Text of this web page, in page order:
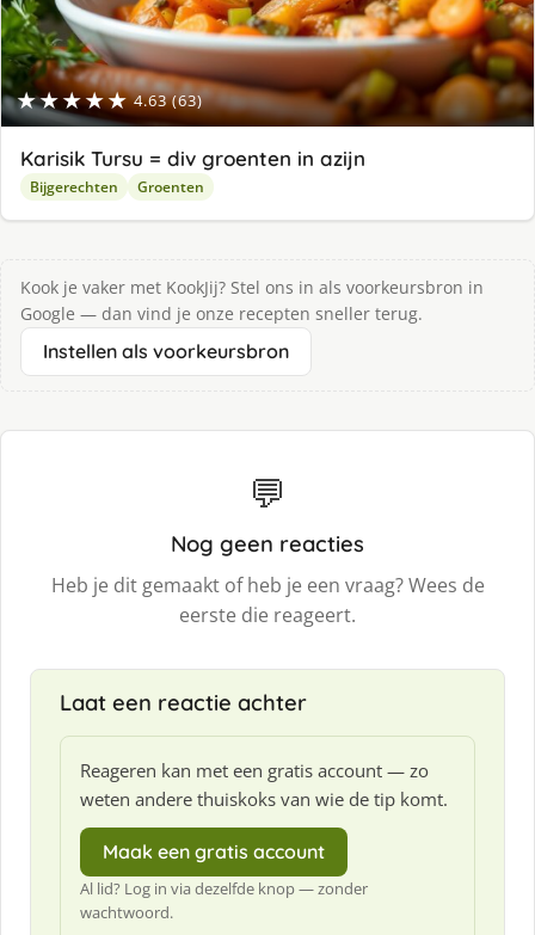
★★★★★ 4.63 (63)
Karisik Tursu = div groenten in azijn
Bijgerechten Groenten
Kook je vaker met KookJij? Stel ons in als voorkeursbron in
Google — dan vind je onze recepten sneller terug.
Instellen als voorkeursbron
💬
Nog geen reacties
Heb je dit gemaakt of heb je een vraag? Wees de
eerste die reageert.
Laat een reactie achter
Reageren kan met een gratis account — zo
weten andere thuiskoks van wie de tip komt.
Maak een gratis account
Al lid? Log in via dezelfde knop — zonder
wachtwoord.